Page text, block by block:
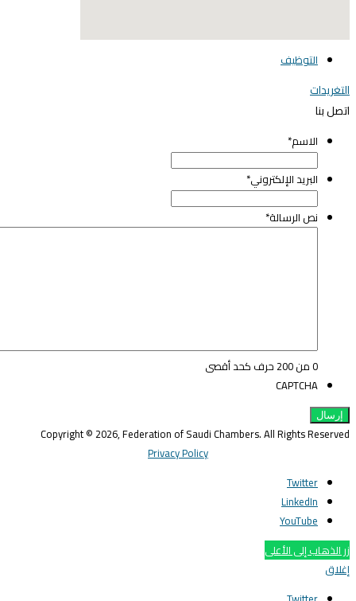
elegant media icon
التوظيف
بنا
الاسم*
البريد الإلكتروني*
نص الرسالة*
CAPTCHA
Copyright © 2026, Federation of Saudi Chambers. All Rights
Privacy Policy
Twitter
LinkedIn
YouTube
الذهاب إلى الأعلى